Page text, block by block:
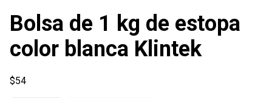
Bolsa de 1 kg de estopa
color blanca Klintek
$54